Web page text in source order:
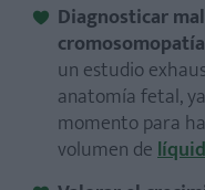
Diagnosticar
un estudio
anatomía fetal,
momento para
volumen de